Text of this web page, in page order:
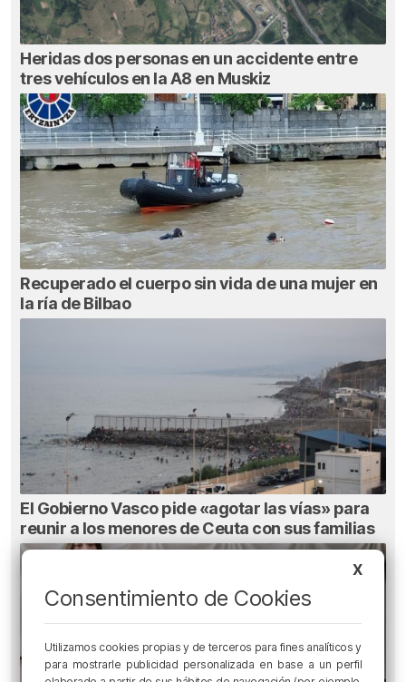
Heridas dos personas en un accidente entre
tres vehículos en la A8 en Muskiz
Recuperado el cuerpo sin vida de una mujer en
la ría de Bilbao
El Gobierno Vasco pide «agotar las vías» para
reunir a los menores de Ceuta con sus familias
X
Consentimiento de Cookies
Utilizamos cookies propias y de terceros para fines analíticos y
para mostrarle publicidad personalizada en base a un perfil